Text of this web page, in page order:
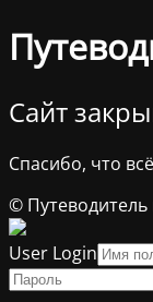
Сайт
Спасибо, что
©
User Login